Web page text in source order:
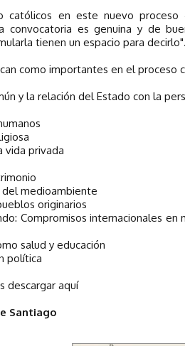
católicos en este nuevo proceso
convocatoria es genuina y de
tienen un espacio para decirlo".
como importantes en el proceso
y la relación del Estado con la
vida privada
medioambiente
originarios
Compromisos internacionales
salud y educación
política
descargar aquí
Santiago